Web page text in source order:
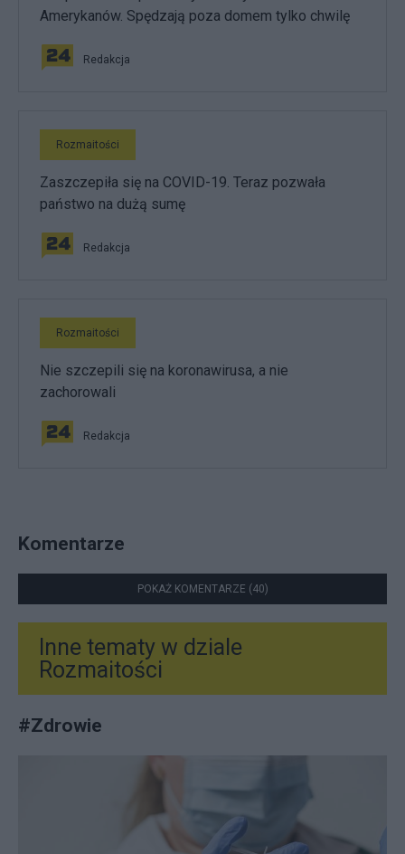
Amerykanów. Spędzają poza domem tylko chwilę
Redakcja
Rozmaitości
Zaszczepiła się na COVID-19. Teraz pozwała
państwo na dużą sumę
Redakcja
Rozmaitości
Nie szczepili się na koronawirusa, a nie
zachorowali
Redakcja
Komentarze
POKAŻ KOMENTARZE (40)
Inne tematy w dziale
Rozmaitości
#Zdrowie